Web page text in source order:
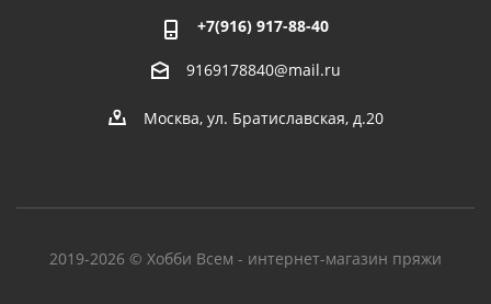
+7(916) 917-88-40
9169178840@mail.ru
Москва, ул. Братиславская, д.20
2019-2026 © Хобби Всем - интернет-магазин пряжи